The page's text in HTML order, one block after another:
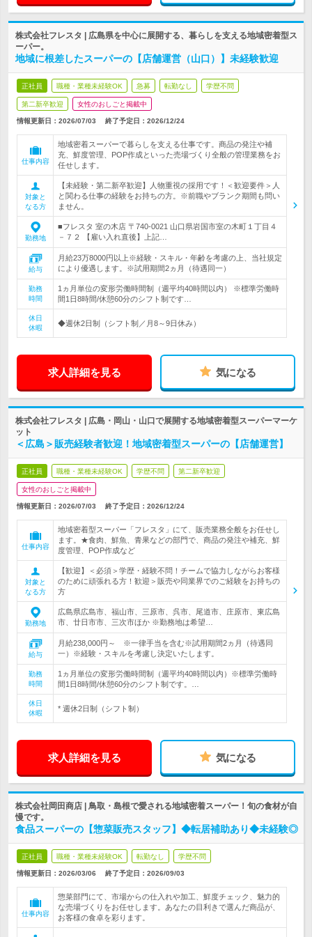
株式会社フレスタ | 広島県を中心に展開する、暮らしを支える地域密着型ス
ーパー。
地域に根差したスーパーの【店舗運営（山口）】未経験歓迎
正社員 職種・業種未経験OK 急募 転勤なし 学歴不問
第二新卒歓迎 女性のおしごと掲載中
情報更新日：2026/07/03 終了予定日： 2026/12/24
仕事内容
地域密着スーパーで暮らしを支える仕事です。商品の発注や補
充、鮮度管理、POP作成といった売場づくり全般の管理業務をお
任せします。
対象と
なる方
【未経験・第二新卒歓迎】人物重視の採用です！＜歓迎要件＞人
と関わる仕事の経験をお持ちの方。※前職やブランク期間も問い
ません。
勤務地
■フレスタ 室の木店 〒740-0021 山口県岩国市室の木町１丁目４
－７２ 【雇い入れ直後】上記…
給与
月給23万8000円以上※経験・スキル・年齢を考慮の上、当社規定
により優遇します。※試用期間2ヵ月（待遇同一）
勤務
時間
1ヵ月単位の変形労働時間制（週平均40時間以内） ※標準労働時
間1日8時間/休憩60分のシフト制です…
休日
休暇
◆週休2日制（シフト制／月8～9日休み）
求人詳細を見る 気になる
株式会社フレスタ | 広島・岡山・山口で展開する地域密着型スーパーマーケ
ット
＜広島＞販売経験者歓迎！地域密着型スーパーの【店舗運営】
正社員 職種・業種未経験OK 学歴不問 第二新卒歓迎
女性のおしごと掲載中
情報更新日：2026/07/03 終了予定日： 2026/12/24
仕事内容
地域密着型スーパー「フレスタ」にて、販売業務全般をお任せし
ます。★食肉、鮮魚、青果などの部門で、商品の発注や補充、鮮
度管理、POP作成など
対象と
なる方
【歓迎】＜必須＞学歴・経験不問！チームで協力しながらお客様
のために頑張れる方！歓迎＞販売や同業界でのご経験をお持ちの
方
勤務地
広島県広島市、福山市、三原市、呉市、尾道市、庄原市、東広島
市、廿日市市、三次市ほか ※勤務地は希望…
給与
月給238,000円～ ※一律手当を含む※試用期間2ヵ月（待遇同
一）※経験・スキルを考慮し決定いたします。
勤務
時間
1ヵ月単位の変形労働時間制（週平均40時間以内）※標準労働時
間1日8時間/休憩60分のシフト制です。…
休日
休暇
* 週休2日制（シフト制）
求人詳細を見る 気になる
株式会社岡田商店 | 鳥取・島根で愛される地域密着スーパー！旬の食材が自
慢です。
食品スーパーの【惣菜販売スタッフ】◆転居補助あり◆未経験◎
正社員 職種・業種未経験OK 転勤なし 学歴不問
情報更新日：2026/03/06 終了予定日： 2026/09/03
仕事内容
惣菜部門にて、市場からの仕入れや加工、鮮度チェック、魅力的
な売場づくりをお任せします。あなたの目利きで選んだ商品が、
お客様の食卓を彩ります。